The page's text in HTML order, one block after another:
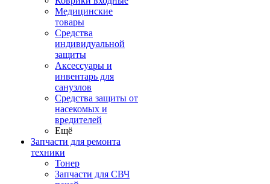
Медицинские
товары
Средства
индивидуальной
защиты
Аксессуары и
инвентарь для
санузлов
Средства защиты от
насекомых и
вредителей
Ещё
Запчасти для ремонта
техники
Тонер
Запчасти для СВЧ